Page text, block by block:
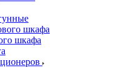
шкафа
шкафа